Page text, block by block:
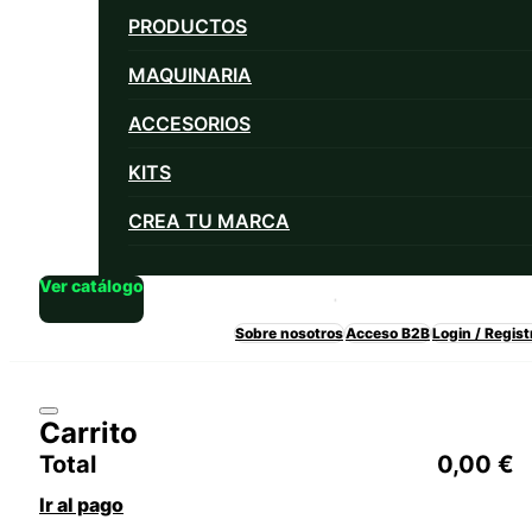
PRODUCTOS
MAQUINARIA
ACCESORIOS
KITS
CREA TU MARCA
Ver catálogo
Sobre nosotrosAcceso B2BLogin /
Carrito
Total 0,00 €
Ir al pago